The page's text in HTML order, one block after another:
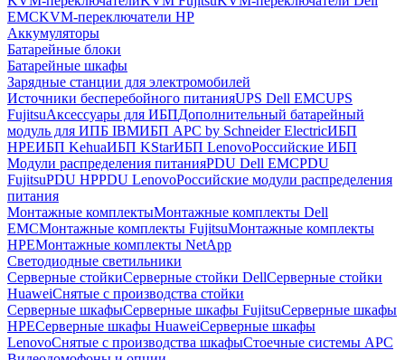
EMCKVM-переключатели HP
Аккумуляторы
Батарейные блоки
Батарейные шкафы
Зарядные станции для электромобилей
Источники бесперебойного питанияUPS Dell EMCUPS
FujitsuАксессуары для ИБПДополнительный батарейный
модуль для ИПБ IBMИБП APC by Schneider ElectricИБП
HPEИБП KehuaИБП KStarИБП LenovoРоссийские ИБП
Модули распределения питанияPDU Dell EMCPDU
FujitsuPDU HPPDU LenovoРоссийские модули распределения
питания
Монтажные комплектыМонтажные комплекты Dell
EMCМонтажные комплекты FujitsuМонтажные комплекты
HPEМонтажные комплекты NetApp
Светодиодные светильники
Серверные стойкиСерверные стойки DellСерверные стойки
HuaweiСнятые с производства стойки
Серверные шкафыСерверные шкафы FujitsuСерверные шкафы
HPEСерверные шкафы HuaweiСерверные шкафы
LenovoСнятые с производства шкафыСтоечные системы APC